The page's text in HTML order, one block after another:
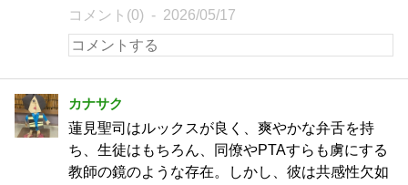
コメント(0) 2026/05/17
カナサク
蓮見聖司はルックスが良く、爽やかな弁舌を持
ち、生徒はもちろん、同僚やPTAすらも虜にする
教師の鏡のような存在。しかし、彼は共感性欠如